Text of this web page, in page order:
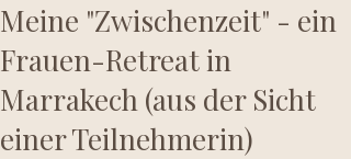
Meine "Zwischenzeit" - ein
Frauen-Retreat in
Marrakech (aus der Sicht
einer Teilnehmerin)